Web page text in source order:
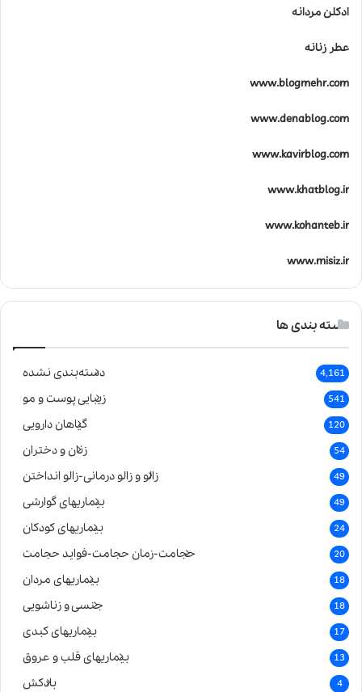
ادکلن مردانه
عطر زنانه
www.blogmehr.com
www.denablog.com
www.kavirblog.com
www.khatblog.ir
www.kohanteb.ir
www.misiz.ir
دسته بندی ها
دسته‌بندی نشده 4,161
زیبایی پوست و مو 541
گیاهان دارویی 120
زنان و دختران 54
زالو و زالو درمانی-زالو انداختن 49
بیماریهای گوارشی 49
بیماریهای کودکان 24
حجامت-زمان حجامت-فواید حجامت 20
بیماریهای مردان 18
جنسی و زناشویی 18
بیماریهای کبدی 17
بیماریهای قلب و عروق 13
بادکش 4